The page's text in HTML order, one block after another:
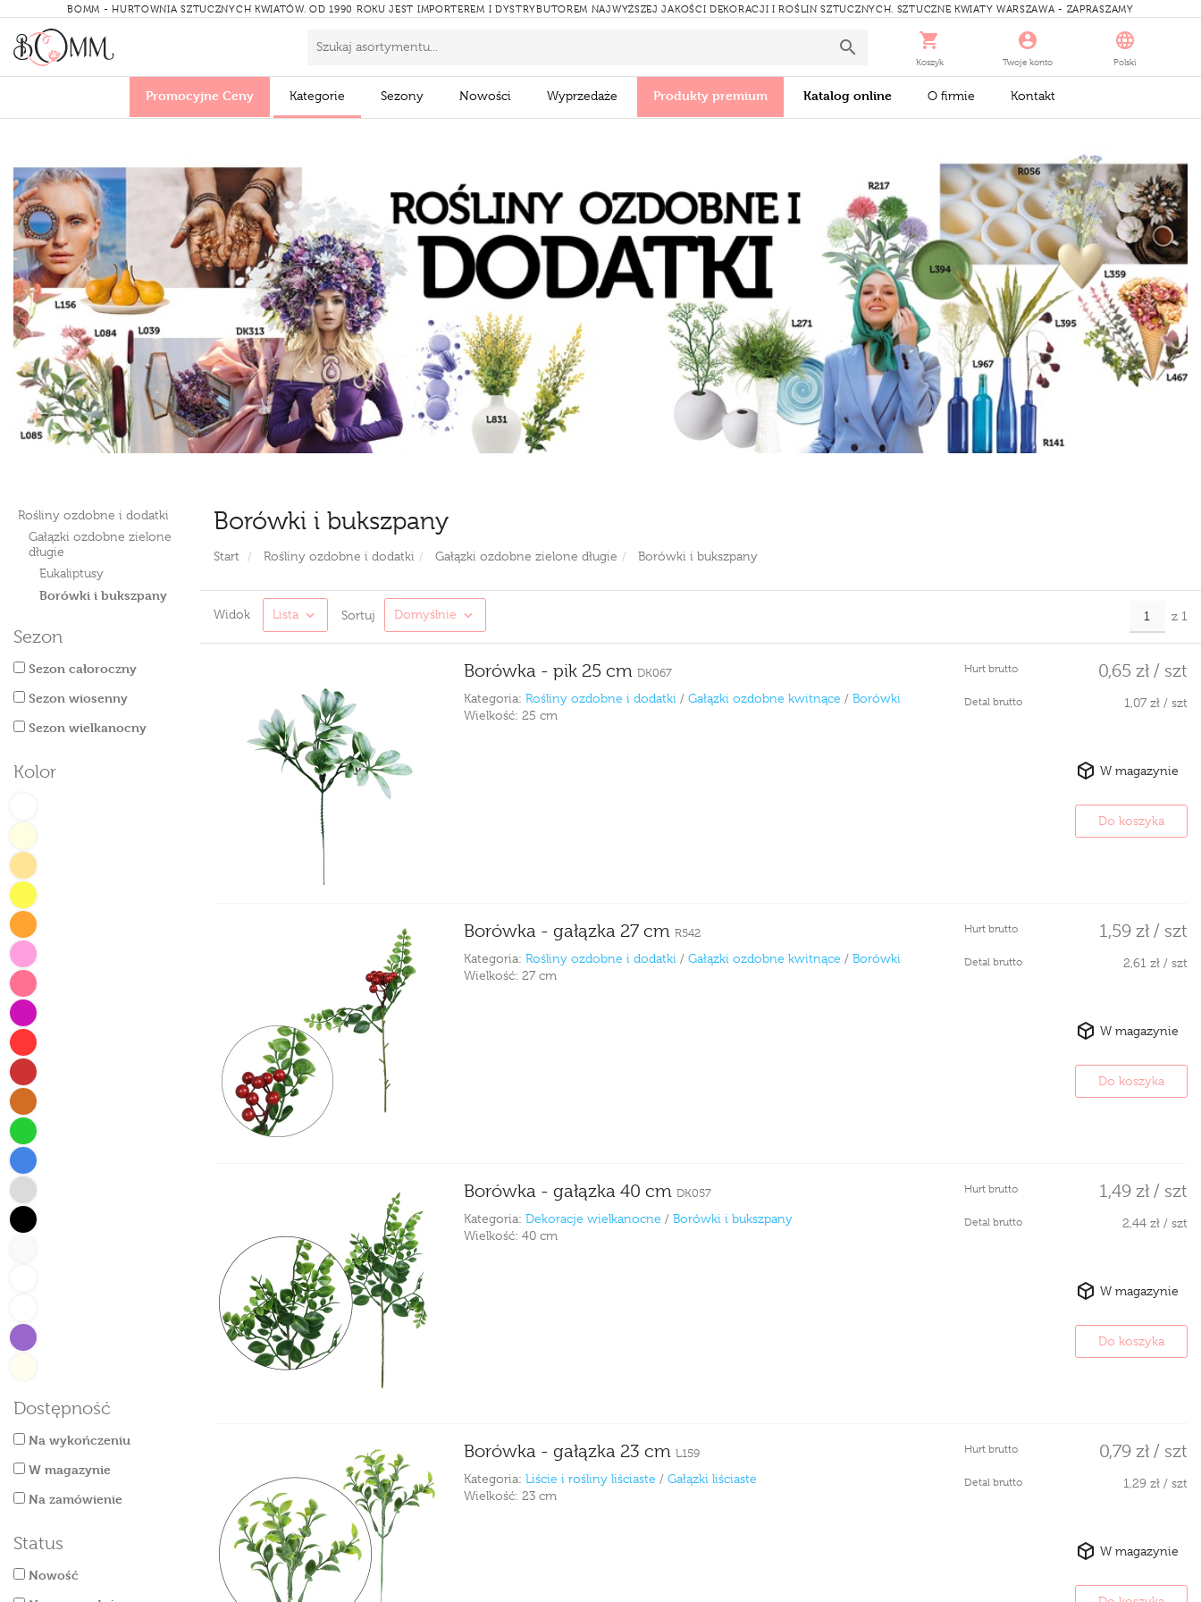
BOMM - HURTOWNIA SZTUCZNYCH KWIATÓW. OD 1990 ROKU JEST IMPORTEREM I DYSTRYBUTOREM NAJWYŻSZEJ JAKOŚCI DEKORACJI I ROŚLIN SZTUCZNYCH. SZTUCZNE KWIATY WARSZAWA - ZAPRASZAMY
Koszyk Twoje konto Polski
Promocyjne Ceny Kategorie Sezony Nowości Wyprzedaże Produkty premium Katalog online O firmie Kontakt
Rośliny ozdobne i dodatki
Gałązki ozdobne zielone
długie
Eukaliptusy
Borówki i bukszpany
Sezon
Sezon całoroczny
Sezon wiosenny
Sezon wielkanocny
Kolor
Dostępność
Na wykończeniu
W magazynie
Na zamówienie
Status
Nowość
Borówki i bukszpany
Start Rośliny ozdobne i dodatki Gałązki ozdobne zielone długie Borówki i bukszpany
Widok Lista Sortuj Domyślnie z 1
Borówka - pik 25 cm DK067
Kategoria: Rośliny ozdobne i dodatki / Gałązki ozdobne kwitnące / Borówki
Wielkość: 25 cm
Hurt brutto 0,65 zł / szt
Detal brutto 1,07 zł / szt
W magazynie
Do koszyka
Borówka - gałązka 27 cm R542
Kategoria: Rośliny ozdobne i dodatki / Gałązki ozdobne kwitnące / Borówki
Wielkość: 27 cm
Hurt brutto 1,59 zł / szt
Detal brutto 2,61 zł / szt
W magazynie
Do koszyka
Borówka - gałązka 40 cm DK057
Kategoria: Dekoracje wielkanocne / Borówki i bukszpany
Wielkość: 40 cm
Hurt brutto 1,49 zł / szt
Detal brutto 2,44 zł / szt
W magazynie
Do koszyka
Borówka - gałązka 23 cm L159
Kategoria: Liście i rośliny liściaste / Gałązki liściaste
Wielkość: 23 cm
Hurt brutto 0,79 zł / szt
Detal brutto 1,29 zł / szt
W magazynie